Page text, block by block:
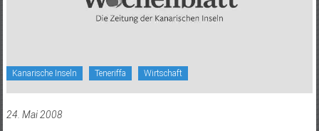
Kanarische Inseln Teneriffa Wirtschaft
24. Mai 2008